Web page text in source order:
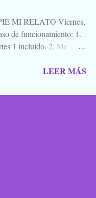
MI RELATO Viernes,
de funcionamiento: 1.
1 incluido. 2. Me
un saludo, una
en los caminos, los
LEER MÁS